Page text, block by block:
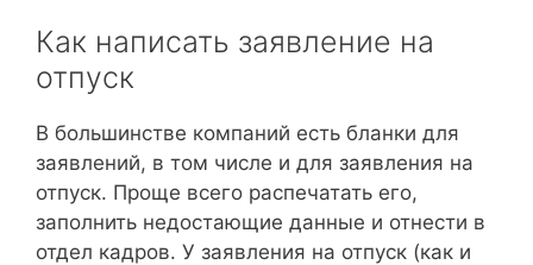
Как написать заявление на
отпуск
В большинстве компаний есть бланки для
заявлений, в том числе и для заявления на
отпуск. Проще всего распечатать его,
заполнить недостающие данные и отнести в
отдел кадров. У заявления на отпуск (как и